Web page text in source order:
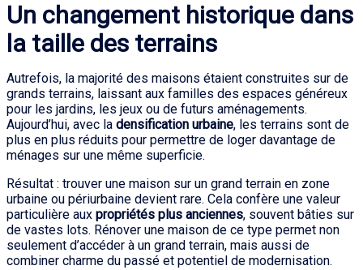
Un changement historique dans
la taille des terrains
Autrefois, la majorité des maisons étaient construites sur de
grands terrains, laissant aux familles des espaces généreux
pour les jardins, les jeux ou de futurs aménagements.
Aujourd’hui, avec la densification urbaine, les terrains sont de
plus en plus réduits pour permettre de loger davantage de
ménages sur une même superficie.
Résultat : trouver une maison sur un grand terrain en zone
urbaine ou périurbaine devient rare. Cela confère une valeur
particulière aux propriétés plus anciennes, souvent bâties sur
de vastes lots. Rénover une maison de ce type permet non
seulement d’accéder à un grand terrain, mais aussi de
combiner charme du passé et potentiel de modernisation.